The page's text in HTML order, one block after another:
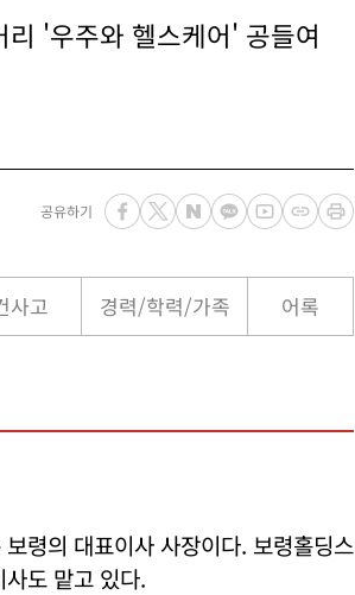
'우주와 헬스케어' 공들여
공유하기
사고 경력/학력/가족 어록
보령의 대표이사 사장이다. 보령홀딩스
사도 맡고 있다.